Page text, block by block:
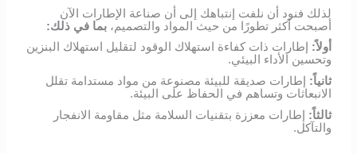
لذلك فنود أن نلفت إنتباهك إلى أن صناعة الإطارات الآن
أصبحت أكثر تطورًا من حيث المواد والتصميم،بما في ذلك:
أولاً: إطارات ذات كفاءة استهلاك الوقود لتقليل استهلاك البنزين
وتحسين الأداء البيئي.
ثانياً: إطارات صديقة للبيئة مصنوعة من مواد مستدامة تقلل
الانبعاثات وتساهم في الحفاظ على البيئة.
ثالثاً: إطارات معززة بتقنيات السلامة مثل مقاومة الانفجار
والتآكل.